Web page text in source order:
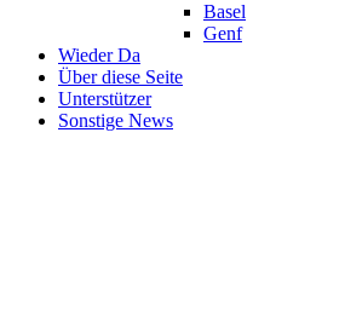
Basel
Genf
Wieder Da
Über diese Seite
Unterstützer
Sonstige News